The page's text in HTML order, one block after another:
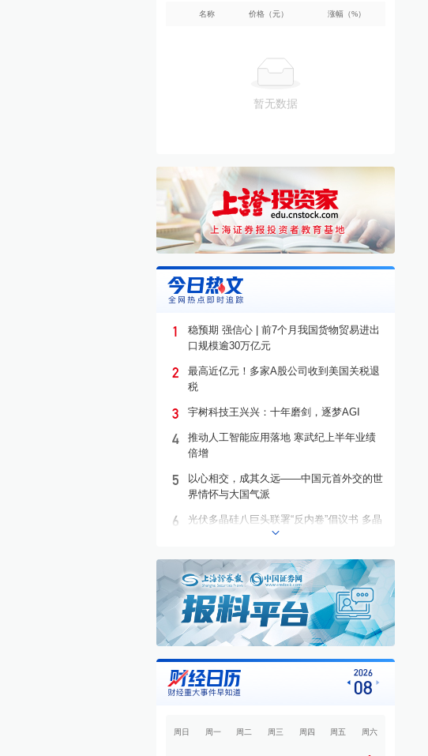
名称 价格（元） 涨幅（%）
暂无数据
1
稳预期 强信心 | 前7个月我国货物贸易进出
口规模逾30万亿元
2
最高近亿元！多家A股公司收到美国关税退
税
3 宇树科技王兴兴：十年磨剑，逐梦AGI
4
推动人工智能应用落地 寒武纪上半年业绩
倍增
5
以心相交，成其久远——中国元首外交的世
界情怀与大国气派
6
光伏多晶硅八巨头联署“反内卷”倡议书 多晶
硅价格有望回升至成本线以上
7
百亿级项目搁浅牵出债务“隐雷” *ST亿晶财
务疑云引来监管追问
8
从AI硬件到AI应用 私募科技赛道布局发生
结构性变化
9 “意外”之夜，油、金、银齐涨
10 上半年市场行情整体上行 中国稀土归母净
利润同比增长46.53%
2026
08
周日 周一 周二 周三 周四 周五 周六